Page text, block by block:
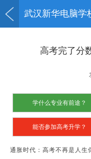
武汉新华电脑学
高考完了分
学什么专业有前途？
能否参加高考升学？
通胀时代：高考不再是人生